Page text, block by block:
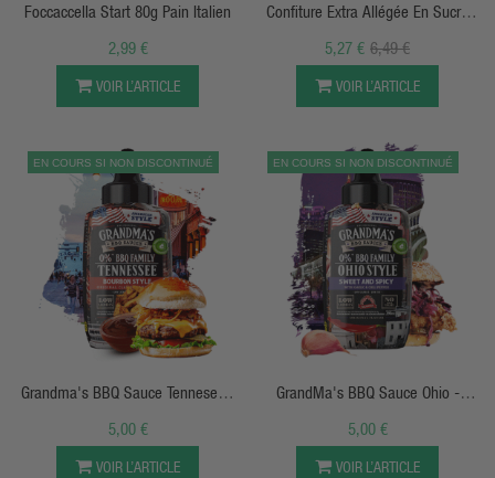
Foccaccella Start 80g Pain Italien
2,99 €
VOIR L’ARTICLE
Confiture Extra Allégée En Sucre
(260g) - Skinny Food
6,49 €
5,27 €
VOIR L’ARTICLE
EN COURS SI NON DISCONTINUÉ
APERÇU RAPIDE
Grandma's BBQ Sauce Tennesee -
Bourbon Style - 290g - Max Protein
5,00 €
VOIR L’ARTICLE
EN COURS SI NON DISCONTINUÉ
APERÇU RAPIDE
GrandMa's BBQ Sauce Ohio -
Sweet And Spicy - 290g - Max
Protein
5,00 €
VOIR L’ARTICLE